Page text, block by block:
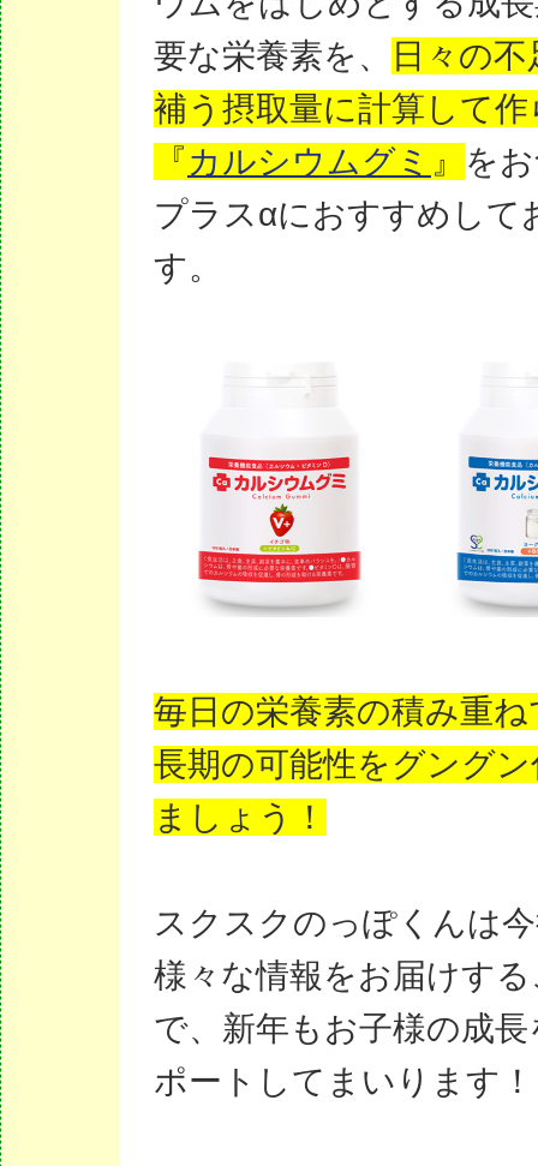
要な栄養素を、
日々の
補う摂取量に計算して
『カルシウムグミ 』 を
プラスαにおすすめして
す。
毎日の栄養素の積み重ね
長期の可能性をグング
ましょう！
スクスクのっぽくんは
様々な情報をお届けす
で、新年もお子様の成長
ポートしてまいります！